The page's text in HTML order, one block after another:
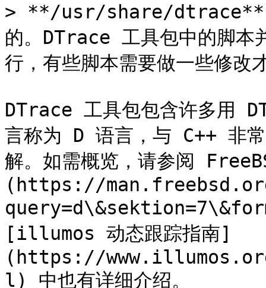
> **/usr/share/dtrace**
的。DTrace 工具包中的脚本
行，有些脚本需要做一些修改
DTrace 工具包包含许多用
言称为 D 语言，与 C++ 非
解。如需概览，请参阅
(https://
[illumos 动态跟踪指南]
(https://